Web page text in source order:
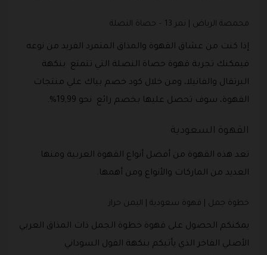
محمصة الرياض | نمر 13 – حصاة النصلة
إذا كنت من عشاق القهوة والمذاق المتمرد الفريد من نوعه
فيمكنك تجربة قهوة حصاة النصلة التي تتمتع بنكهة
البرتقال والفانيلا، ومن خلال كود خصم بياك علي منتجات
القهوة، سوف تحصل عليها بخصم رائع نحو 19,99%.
القهوة السعودية
تعد هذه القهوة من أفضل أنواع القهوة العربية ومنها
العديد من الماركات والأنواع ومن أهمها.
خطوة جمل | قهوة سعودية | اليمن حراز
يمكنكم الحصول على قهوة خطوة الجمل ذات المذاق العربي
الأصلي الفاخر الذي يأتيكم بنكهة الفول السوداني